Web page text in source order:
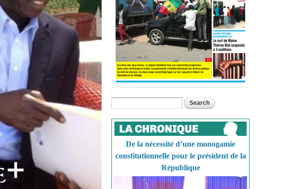
Search form
De la nécessité d’une monogamie
constitutionnelle pour le président de la
République